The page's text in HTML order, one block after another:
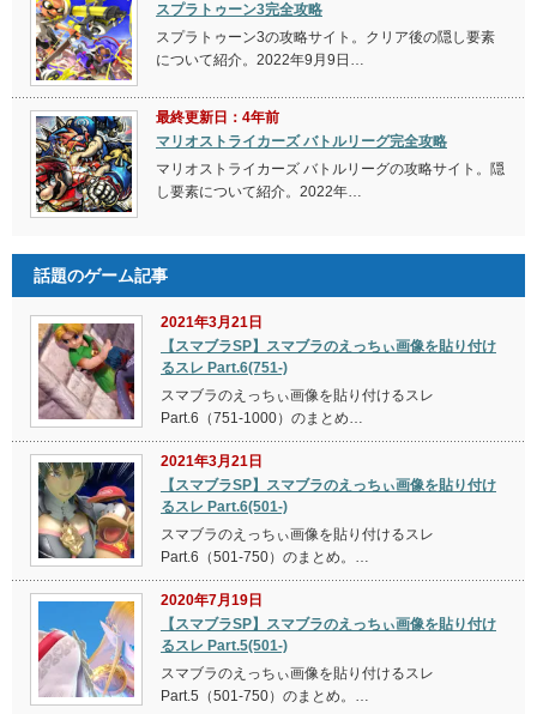
スプラトゥーン3完全攻略
スプラトゥーン3の攻略サイト。クリア後の隠し要素
について紹介。2022年9月9日…
最終更新日：4年前
マリオストライカーズ バトルリーグ完全攻略
マリオストライカーズ バトルリーグの攻略サイト。隠
し要素について紹介。2022年…
話題のゲーム記事
2021年3月21日
【スマブラSP】スマブラのえっちぃ画像を貼り付け
るスレ Part.6(751-)
スマブラのえっちぃ画像を貼り付けるスレ
Part.6（751-1000）のまとめ…
2021年3月21日
【スマブラSP】スマブラのえっちぃ画像を貼り付け
るスレ Part.6(501-)
スマブラのえっちぃ画像を貼り付けるスレ
Part.6（501-750）のまとめ。…
2020年7月19日
【スマブラSP】スマブラのえっちぃ画像を貼り付け
るスレ Part.5(501-)
スマブラのえっちぃ画像を貼り付けるスレ
Part.5（501-750）のまとめ。…